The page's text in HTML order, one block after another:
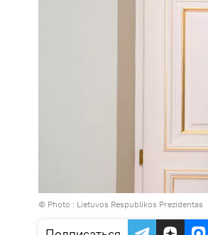
© Photo : Lietuvos Respublikos Prezidentas